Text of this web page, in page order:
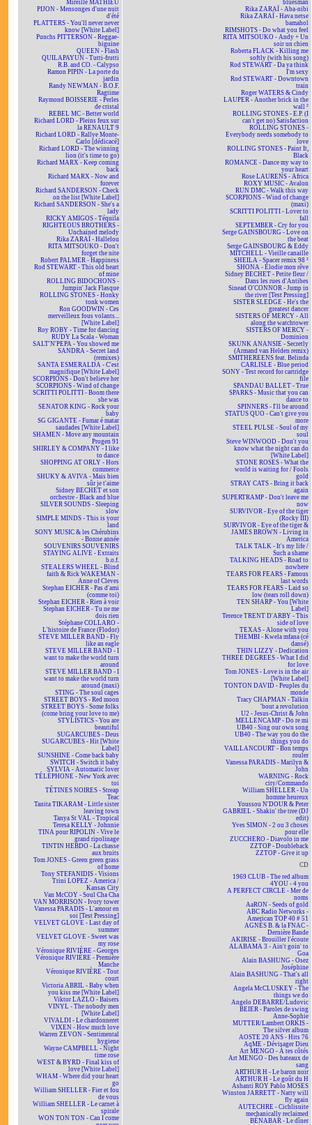
Mireille MATHIEU
PIJON - Mensonges d'une nuit
d'été
PLATTERS - You'll never never
know [White Label]
Punchs PITTERSON - Reggae-
biguine
QUEEN - Flash
QUILAPAYUN - Tutti-frutti
R.B. and CO. - Calypso
Ramon PIPIN - La porte du
jardin
Randy NEWMAN - B.O.F.
Ragtime
Raymond BOISSERIE - Perles
de cristal
REBEL MC - Better world
Richard LORD - Pleins feux sur
la RENAULT 9
Richard LORD - Rallye Monte-
Carlo [dédicacé]
Richard LORD - The winning
lion (it's time to go)
Richard MARX - Keep coming
back
Richard MARX - Now and
forever
Richard SANDERSON - Check
on the list [White Label]
Richard SANDERSON - She's a
lady
RICKY AMIGOS - Téquila
RIGHTEOUS BROTHERS -
Unchained melody
Rika ZARAÏ - Hallelou
RITA MITSOUKO - Don't
forget the nite
Robert PALMER - Happiness
Rod STEWART - This old heart
of mine
ROLLING BIDOCHONS -
Jumpin' Jack Flasque
ROLLING STONES - Honky
tonk women
Ron GOODWIN - Ces
merveilleux fous volants...
[White Label]
Roy ROBY - Time for dancing
RUDY La Scala - Woman
SALT'N'PEPA - You showed me
SANDRA - Secret land
(remixes)
SANTA ESMERALDA - C'est
magnifique [White Label]
SCORPIONS - Don't believe her
SCORPIONS - Wind of change
SCRITTI POLITTI - Boom there
she was
SENATOR KING - Rock your
baby
SG GIGANTE - Fumar é matar
saudades [White Label]
SHAMEN - Move any mountain
Progen 91
SHIRLEY & COMPANY - I like
to dance
SHOPPING AT ORLY - Hors
commerce
SHUKY & AVIVA - Mais bien
sûr je t'aime
Sidney BECHET et son
orchestre - Black and blue
SILVER SOUNDS - Sleeping
slow
SIMPLE MINDS - This is your
land
SONY MUSIC & les Chérubins
- Bonne année
SOUVENIRS SOUVENIRS
STAYING ALIVE - Extraits
b.o.f.
STEALERS WHEEL - Blind
faith & Rick WAKEMAN -
Anne of Cleves
Stephan EICHER - Pas d'ami
(comme toi)
Stephan EICHER - Rien à voir
Stephan EICHER - Tu ne me
dois rien
Stéphane COLLARO -
L'histoire de France (Flodor)
STEVE MILLER BAND - Fly
like an eagle
STEVE MILLER BAND - I
want to make the world turn
around
STEVE MILLER BAND - I
want to make the world turn
around (maxi)
STING - The soul cages
STREET BOYS - Red moon
STREET BOYS - Some folks
(come bring your love to me)
STYLISTICS - You are
beautiful
SUGARCUBES - Deus
SUGARCUBES - Hit [White
Label]
SUNSHINE - Come back baby
SWITCH - Switch it baby
SYLVIA - Automatic lover
TÉLÉPHONE - New York avec
toi
TÉTINES NOIRES - Streap
Teac
Tanita TIKARAM - Little sister
leaving town
Tanya St VAL - Tropical
Teresa KELLY - Johnnie
TINA pour RIPOLIN - Vive le
grand ripolinage
TINTIN HEBDO - La chasse
aux bruits
Tom JONES - Green green grass
of home
Tony STEFANIDIS - Visions
Trini LOPEZ - America /
Kansas City
Van McCOY - Soul Cha Cha
VAN MORRISON - Ivory tower
Vanessa PARADIS - L'amour en
soi [Test Pressing]
VELVET GLOVE - Last day of
summer
VELVET GLOVE - Sweet was
my rose
Véronique RIVIÈRE - Georges
Véronique RIVIÈRE - Première
Manche
Véronique RIVIÈRE - Tout
court
Victoria ABRIL - Baby when
you kiss me [White Label]
Viktor LAZLO - Baisers
VINYL - The nobody men
[White Label]
VIVALDI - Le chardonneret
VIXEN - How much love
Warren ZEVON - Sentimental
hygiene
Wayne CAMPBELL - Night
time rose
WEST & BYRD - Final kiss of
love [White Label]
WHAM - Where did your heart
go
William SHELLER - Fier et fou
de vous
William SHELLER - Le carnet à
spirale
WON TON TON - Can I come
bluesman
Rika ZARAÏ - Aba-nibi
Rika ZARAÏ - Hava netse
bamahol
RIMSHOTS - Do what you feel
RITA MITSOUKO - Andy + Un
soir un chien
Roberta FLACK - Killing me
softly (with his song)
Rod STEWART - Da ya think
I'm sexy
Rod STEWART - Downtown
train
Roger WATERS & Cindy
LAUPER - Another brick in the
wall ²
ROLLING STONES - E.P. (I
can't get no) Satisfaction
ROLLING STONES -
Everybody needs somebody to
love
ROLLING STONES - Paint It,
Black
ROMANCE - Dance my way to
your heart
Rose LAURENS - Africa
ROXY MUSIC - Avalon
RUN DMC - Walk this way
SCORPIONS - Wind of change
(maxi)
SCRITTI POLITTI - Lover to
fall
SEPTEMBER - Cry for you
Serge GAINSBOURG - Love on
the beat
Serge GAINSBOURG & Eddy
MITCHELL - Vieille canaille
SHEILA - Spacer remix 98 ²
SHONA - Elodie mon rêve
Sidney BECHET - Petite fleur /
Dans les rues d'Antibes
Sinead O'CONNOR - Jump in
the river [Test Pressing]
SISTER SLEDGE - He's the
greatest dancer
SISTERS OF MERCY - All
along the watchtower
SISTERS OF MERCY -
Dominion
SKUNK ANANSIE - Secretly
(Armand van Helden remix)
SMITHEREENS feat. Belinda
CARLISLE - Blue period
SONY - Test record for cartridge
file
SPANDAU BALLET - True
SPARKS - Music that you can
dance to
SPINNERS - I'll be around
STATUS QUO - Can't give you
more
STEEL PULSE - Soul of my
soul
Steve WINWOOD - Don't you
know what the night can do
[White Label]
STONE ROSES - What the
world is waiting for / Fools
gold
STRAY CATS - Bring it back
again
SUPERTRAMP - Don't leave me
now
SURVIVOR - Eye of the tiger
(Rocky III)
SURVIVOR - Eye of the tiger &
JAMES BROWN - Living in
America
TALK TALK - It's my life /
Such a shame
TALKING HEADS - Road to
nowhere
TEARS FOR FEARS - Famous
last words
TEARS FOR FEARS - Laid so
low (tears roll down)
TEN SHARP - You [White
Label]
Terence TRENT D'ARBY - This
side of love
TEXAS - Alone with you
THEMBI - Kwela mfana (cé
dansé)
THIN LIZZY - Dedication
THREE DEGREES - What I did
for love
Tom JONES - Love is in the air
[White Label]
TONTON DAVID - Peuples du
monde
Tracy CHAPMAN - Talkin
'bout a revolution
U2 - Jesus-Christ & John
MELLENCAMP - Do re mi
UB40 - Sing our own song
UB40 - The way you do the
things you do
VAILLANCOURT - Bon temps
rouler
Vanessa PARADIS - Marilyn &
John
WARNING - Rock
city/Commando
William SHELLER - Un
homme heureux
Youssou N'DOUR & Peter
GABRIEL - Shakin' the tree (DJ
edit)
Yves SIMON - 2 ou 3 choses
pour elle
ZUCCHERO - Diavolo in me
ZZTOP - Doubleback
ZZTOP - Give it up
CD
1969 CLUB - The red album
4YOU - 4 you
A PERFECT CIRCLE - Mer de
noms
AaRON - Seeds of gold
ABC Radio Networks -
American TOP 40 # 51
AGNÈS B. & la FNAC -
Dernière Bande
AKIRISE - Brouiller l'écoute
ALABAMA 3 - Ain't goin' to
Goa
Alain BASHUNG - Osez
Joséphine
Alain BASHUNG - That's all
right
Angela McCLUSKEY - The
things we do
Angelo DEBARRE/Ludovic
BEIER - Paroles de swing
Anne-Sophie
MUTTER/Lambert ORKIS -
The silver album
AOSTE 20 ANS - Hits 76
AqME - Dévisager Dieu
Art MENGO - À tes côtés
Art MENGO - Des bateaux de
sang
ARTHUR H - Le baron noir
ARTHUR H - Le goût du H
Ashanti ROY Pablo MOSES
Winston JARRETT - Natty will
fly again
AUTECHRE - Cichlisuite
mechanically reclaimed
BÉNABAR - Le dîner